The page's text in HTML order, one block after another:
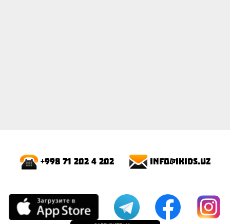
+998 71 202 4 202 info@ikids.uz